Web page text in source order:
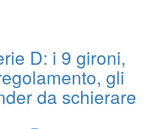
D: i 9 gironi,
gli
da schierare